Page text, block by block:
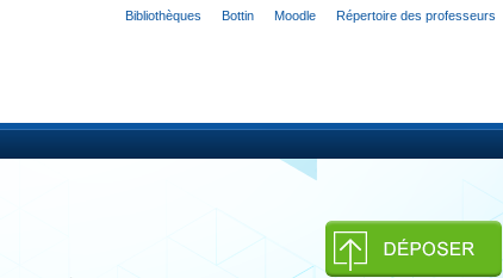
Bibliothèques Bottin Moodle Répertoire des professeurs